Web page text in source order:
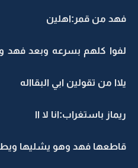
فهد من قمر:اهلين
لفوا كلهم بسرعه وبعد فهد
يلاا من تقولين ابي البقااله
ريماز باستغراب:انا لا اا
قاطعها فهد وهو يشليها